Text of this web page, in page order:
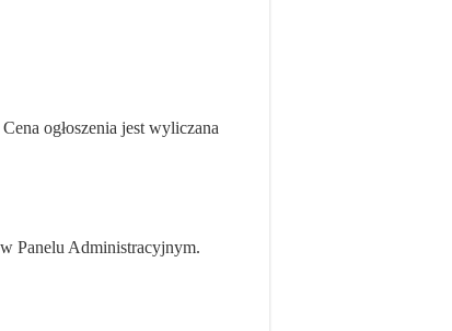
ogłoszenia jest wyliczana
Panelu Administracyjnym.